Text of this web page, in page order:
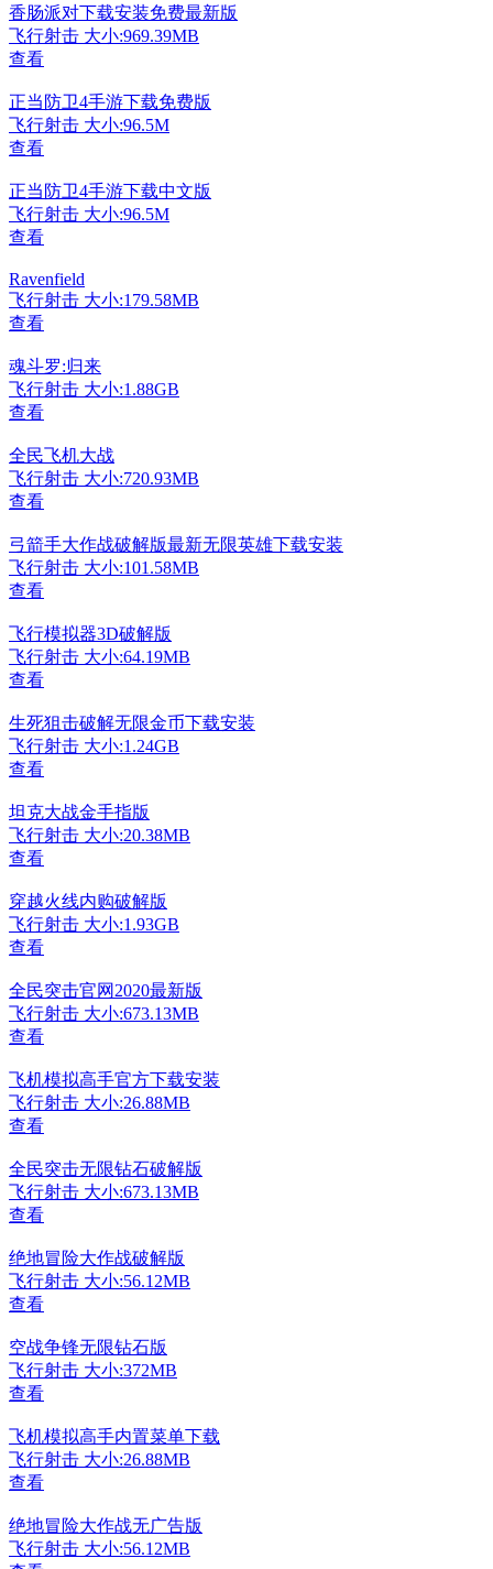
香肠派对下载安装免费最新版
飞行射击 大小:969.39MB
查看
正当防卫4手游下载免费版
飞行射击 大小:96.5M
查看
正当防卫4手游下载中文版
飞行射击 大小:96.5M
查看
Ravenfield
飞行射击 大小:179.58MB
查看
魂斗罗:归来
飞行射击 大小:1.88GB
查看
全民飞机大战
飞行射击 大小:720.93MB
查看
弓箭手大作战破解版最新无限英雄下载安装
飞行射击 大小:101.58MB
查看
飞行模拟器3D破解版
飞行射击 大小:64.19MB
查看
生死狙击破解无限金币下载安装
飞行射击 大小:1.24GB
查看
坦克大战金手指版
飞行射击 大小:20.38MB
查看
穿越火线内购破解版
飞行射击 大小:1.93GB
查看
全民突击官网2020最新版
飞行射击 大小:673.13MB
查看
飞机模拟高手官方下载安装
飞行射击 大小:26.88MB
查看
全民突击无限钻石破解版
飞行射击 大小:673.13MB
查看
绝地冒险大作战破解版
飞行射击 大小:56.12MB
查看
空战争锋无限钻石版
飞行射击 大小:372MB
查看
飞机模拟高手内置菜单下载
飞行射击 大小:26.88MB
查看
绝地冒险大作战无广告版
飞行射击 大小:56.12MB